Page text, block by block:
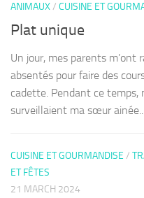
ANIMAUX/ CUISINE ET
Plat unique
Un jour, mes parents m’ont
absentés pour faire des
cadette. Pendant ce
surveillaient ma sœur ainée....
CUISINE ET GOURMANDISE /
ET FÊTES
21 MARCH 2024